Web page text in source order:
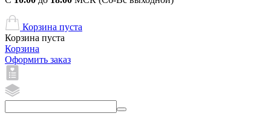
Корзина пуста
Корзина пуста
Корзина
Оформить заказ